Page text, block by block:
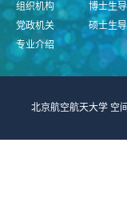
组织机构
党政机关
专业介绍
博士生
硕士生
北京航空航天大学